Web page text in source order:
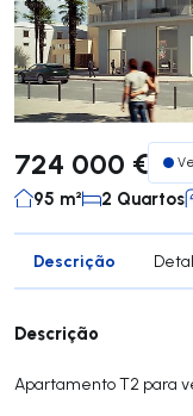
724 000 €
95 m² 2 Quartos
Descrição
Descrição
Apartamento T2 para